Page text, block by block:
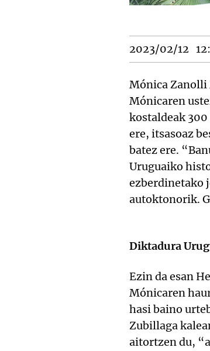
2023/02/12
Mónica Zanolli
Mónicaren
kostaldeak
ere, itsasoaz
batez ere.
Uruguaiko
ezberdinetako
autoktonorik.
Diktadura
Ezin da esan
Mónicaren
hasi baino
Zubillaga
aitortzen du,